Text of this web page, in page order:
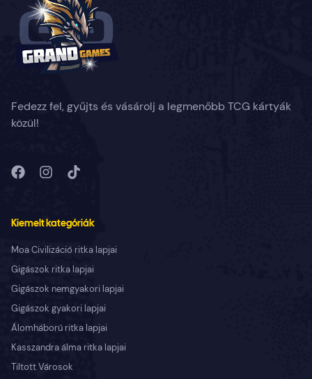
Fedezz fel, gyűjts és vásárolj a legmenőbb TCG kártyák
közül!
Kiemelt kategóriák
Moa Civilizáció ritka lapjai
Gigászok ritka lapjai
Gigászok nemgyakori lapjai
Gigászok gyakori lapjai
Álomháború ritka lapjai
Kasszandra álma ritka lapjai
Tiltott Városok